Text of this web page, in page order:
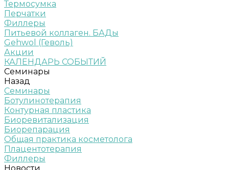
Термосумка
Перчатки
Филлеры
Питьевой коллаген. БАДы
Gehwol (Геволь)
Акции
КАЛЕНДАРЬ СОБЫТИЙ
Семинары
Назад
Семинары
Ботулинотерапия
Контурная пластика
Биоревитализация
Биорепарация
Общая практика косметолога
Плацентотерапия
Филлеры